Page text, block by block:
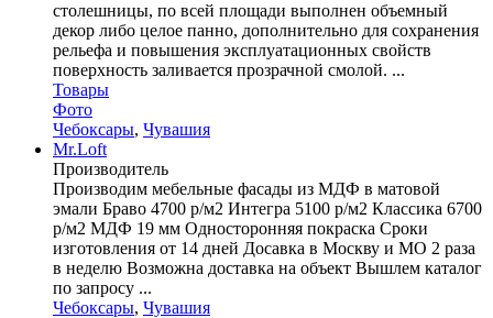
столешницы, по всей площади выполнен объемный
декор либо целое панно, дополнительно для сохранения
рельефа и повышения эксплуатационных свойств
поверхность заливается прозрачной смолой. ...
Товары
Фото
Чебоксары, Чувашия
Mr.Loft
Производитель
Производим мебельные фасады из МДФ в матовой
эмали Браво 4700 р/м2 Интегра 5100 р/м2 Классика 6700
р/м2 МДФ 19 мм Односторонняя покраска Сроки
изготовления от 14 дней Досавка в Москву и МО 2 раза
в неделю Возможна доставка на объект Вышлем каталог
по запросу ...
Чебоксары, Чувашия